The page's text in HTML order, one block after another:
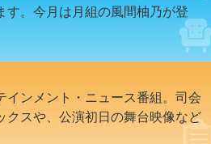
す。今月は月組の風間柚乃が登
インメント・ニュース番組。司会
クスや、公演初日の舞台映像など